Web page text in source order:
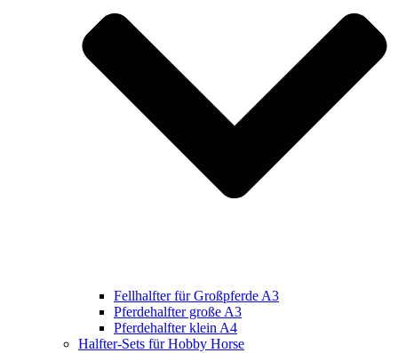
Fellhalfter für Großpferde A3
Pferdehalfter große A3
Pferdehalfter klein A4
Halfter-Sets für Hobby Horse